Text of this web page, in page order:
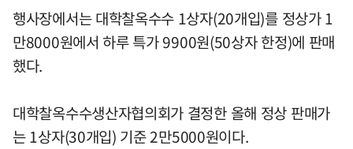
행사장에서는 대학찰옥수수 1상자(20개입)를 정상가 1
만8000원에서 하루 특가 9900원(50상자 한정)에 판매
했다.
대학찰옥수수생산자협의회가 결정한 올해 정상 판매가
는 1상자(30개입) 기준 2만5000원이다.